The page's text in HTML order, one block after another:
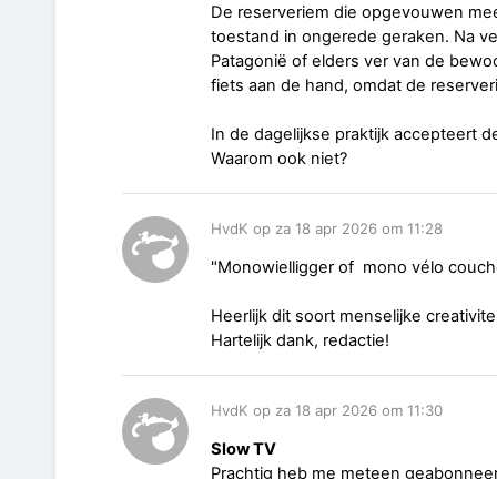
De reserveriem die opgevouwen
toestand in ongerede geraken. Na
Patagonië of elders ver van de
fiets aan de hand, omdat de
In de dagelijkse praktijk accepteert
Waarom ook niet?
HvdK op za 18 apr 2026 om 11:28
"Monowielligger of mono vélo
Heerlijk dit soort menselijke
Hartelijk dank, redactie!
HvdK op za 18 apr 2026 om 11:30
Slow TV
Prachtig heb me meteen